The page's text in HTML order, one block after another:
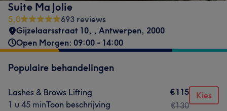
Suite Ma Jolie
5,0
693 reviews
Gijzelaarsstraat 10, , Antwerpen, 2000
Open Morgen: 09:00 - 14:00
Populaire behandelingen
Lashes & Brows Lifting
1 u 45 minToon beschrijving
€115
€130
Kies